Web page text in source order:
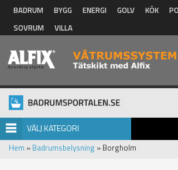
Hoppa till huvudinnehåll
BADRUM BYGG ENERGI GOLV KÖK
SOVRUM
VILLA
VÄLJ KATEGORI
Hem » Badrumsbelysning » Borgholm